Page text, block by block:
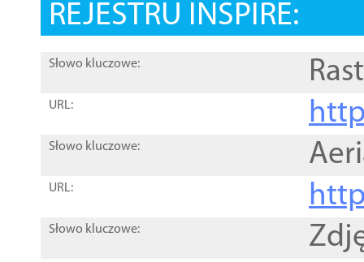
REJESTRU INSPIRE:
Słowo kluczowe:
URL:
Słowo kluczowe:
URL:
Słowo kluczowe: